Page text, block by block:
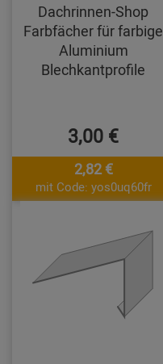
Dachrinnen-Shop
Farbfächer für farbige
Aluminium
Blechkantprofile
3,00 €
2,82 €
mit Code: yos0uq60fr